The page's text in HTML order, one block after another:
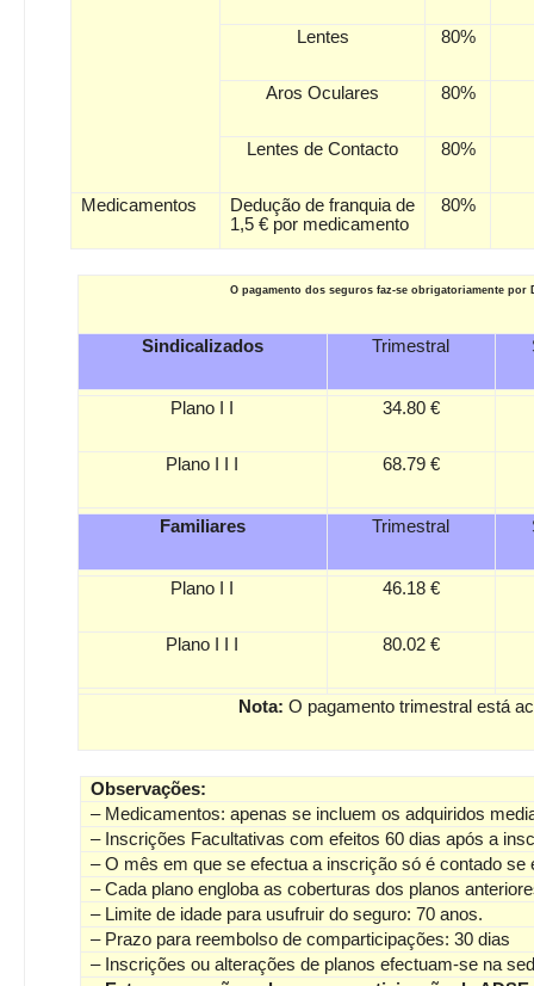
Lentes 80%
Aros Oculares 80%
Lentes de Contacto 80%
Medicamentos
Dedução de franquia de
1,5 € por medicamento
80%
O pagamento dos seguros faz-se obrigatoriamente por
Sindicalizados Trimestral
Plano I I 34.80 €
Plano I I I 68.79 €
Familiares Trimestral
Plano I I 46.18 €
Plano I I I 80.02 €
Nota: O pagamento trimestral está
Observações:
– Medicamentos: apenas se incluem os adquiridos
– Inscrições Facultativas com efeitos 60 dias após a
– O mês em que se efectua a inscrição só é contado se
– Cada plano engloba as coberturas dos planos
– Limite de idade para usufruir do seguro: 70 anos.
– Prazo para reembolso de comparticipações: 30 dias
– Inscrições ou alterações de planos efectuam-se na